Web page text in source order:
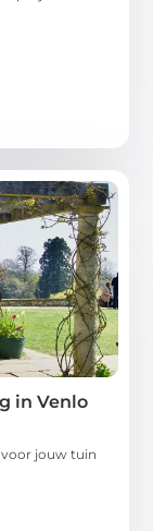
in Venlo
voor jouw tuin